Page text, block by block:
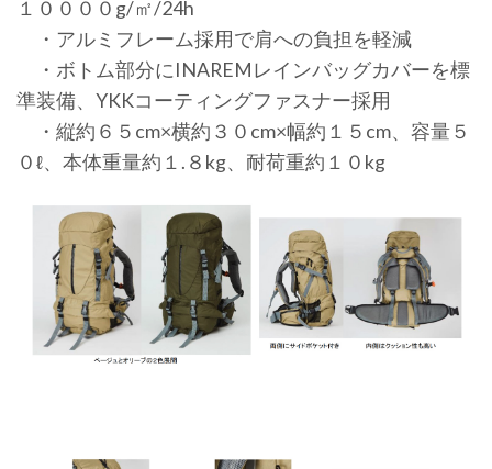
１００００g/㎡/24h
・アルミフレーム採用で肩への負担を軽減
・ボトム部分にINAREMレインバッグカバーを標
準装備、YKKコーティングファスナー採用
・縦約６５cm×横約３０cm×幅約１５cm、容量５
０ℓ、本体重量約１.８kg、耐荷重約１０kg